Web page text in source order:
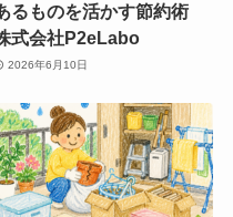
るものを活かす節約術
式会社P2eLabo
2026年6月10日